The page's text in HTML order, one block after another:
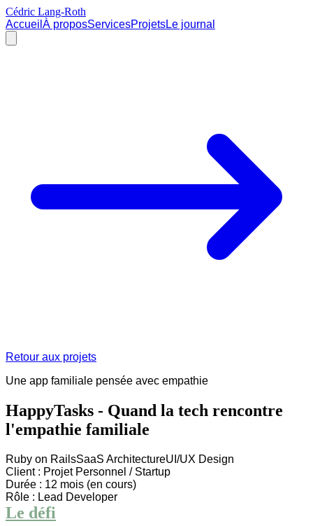
Cédric Lang-Roth
Accueil À proposServicesProjetsLe journal
Retour aux projets
Une app familiale pensée avec empathie
HappyTasks - Quand la tech rencontre
l'empathie familiale
Ruby on RailsSaaS ArchitectureUI/UX Design
Client : Projet Personnel / Startup
Durée : 12 mois (en cours)
Rôle : Lead Developer
Le défi